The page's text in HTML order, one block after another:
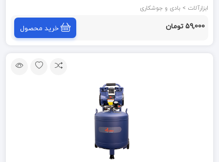
ابزارآلات > بادی و جوشکاری
59,000 تومان خرید محصول